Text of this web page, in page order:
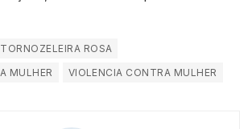
ROSA
MULHER
VIOLENCIA CONTRA MULHER